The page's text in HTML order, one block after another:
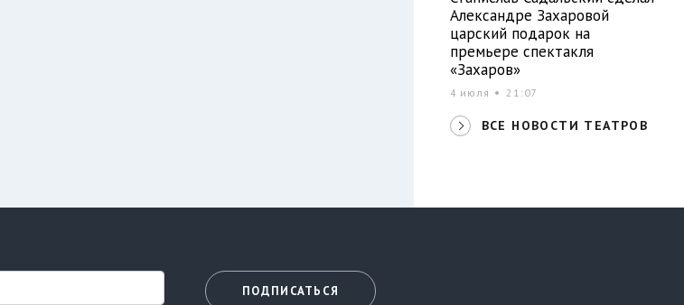
Александре Захаровой
царский подарок на
премьере спектакля
«Захаров»
4 июля 21:07
ВСЕ НОВОСТИ ТЕАТРОВ
ПОДПИСАТЬСЯ